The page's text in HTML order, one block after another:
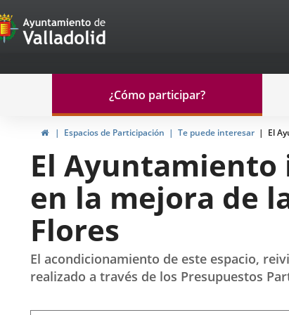
Portal
de
Participación
navegación
Participación
¿Cómo participar?
InicioEspacios de Participación Te puede interesar El
El Ayuntamiento
en la mejora de
Flores
El acondicionamiento de este espacio,
realizado a través de los Presupuestos